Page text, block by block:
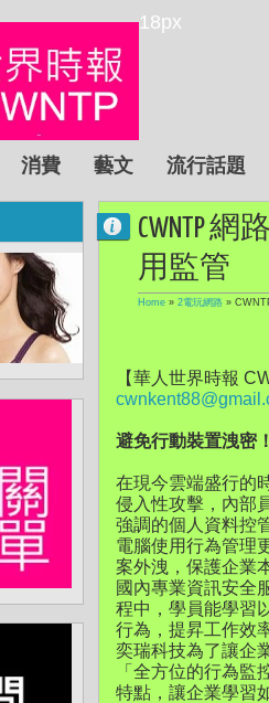
18px
消費 藝文 流行話題
CWNTP
用監管
Home » 2電玩網路 »
【華人世界時報
避免行動裝置洩密
在現今雲端盛行的
侵入性攻擊，內部
強調的個人資料控
電腦使用行為管理
案外洩，保護企業
國內專業資訊安全
程中，學員能學習
行為，提昇工作效
奕瑞科技為了讓企
「全方位的行為
特點，讓企業學習